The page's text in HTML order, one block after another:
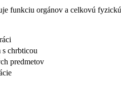
funkciu orgánov a celkovú
s chrbticou
predmetov